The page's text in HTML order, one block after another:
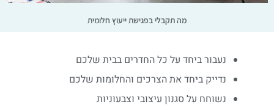
מה תקבלי בפגישת ייעוץ חלומית
נעבור ביחד על כל החדרים בבית שלכם
נדייק ביחד את הצרכים והחלומות שלכם
נשוחח על סגנון עיצובי וצבעוניות